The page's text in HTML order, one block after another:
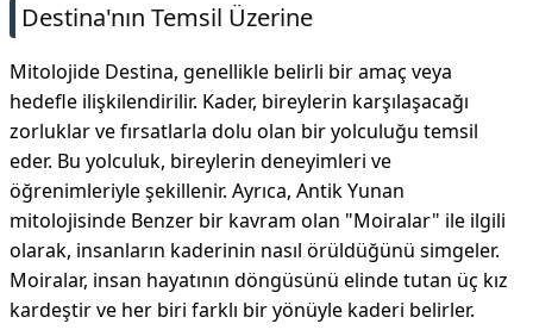
Destina'nın Temsil Üzerine
Mitolojide Destina, genellikle belirli bir amaç veya
hedefle ilişkilendirilir. Kader, bireylerin karşılaşacağı
zorluklar ve fırsatlarla dolu olan bir yolculuğu temsil
eder. Bu yolculuk, bireylerin deneyimleri ve
öğrenimleriyle şekillenir. Ayrıca, Antik Yunan
mitolojisinde Benzer bir kavram olan "Moiralar" ile ilgili
olarak, insanların kaderinin nasıl örüldüğünü simgeler.
Moiralar, insan hayatının döngüsünü elinde tutan üç kız
kardeştir ve her biri farklı bir yönüyle kaderi belirler.